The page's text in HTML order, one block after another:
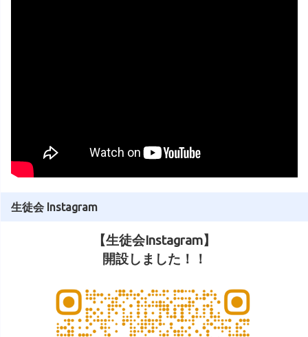
生徒会 Instagram
【生徒会Instagram】
開設しました！！